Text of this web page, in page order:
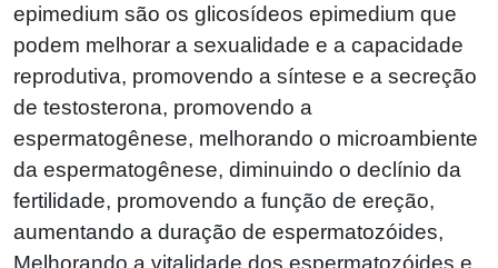
epimedium são os glicosídeos epimedium que
podem melhorar a sexualidade e a capacidade
reprodutiva, promovendo a síntese e a secreção
de testosterona, promovendo a
espermatogênese, melhorando o microambiente
da espermatogênese, diminuindo o declínio da
fertilidade, promovendo a função de ereção,
aumentando a duração de espermatozóides,
Melhorando a vitalidade dos espermatozóides e